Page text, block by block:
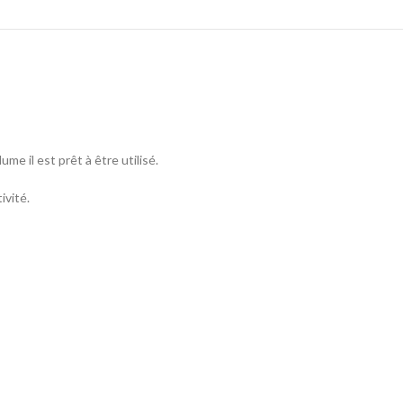
il est prêt à être utilisé.